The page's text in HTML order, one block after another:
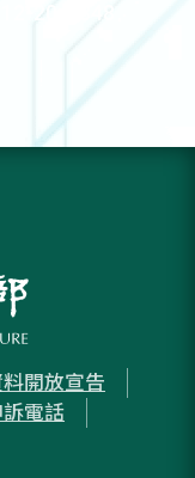
12-20:5,848
開放宣告
電話